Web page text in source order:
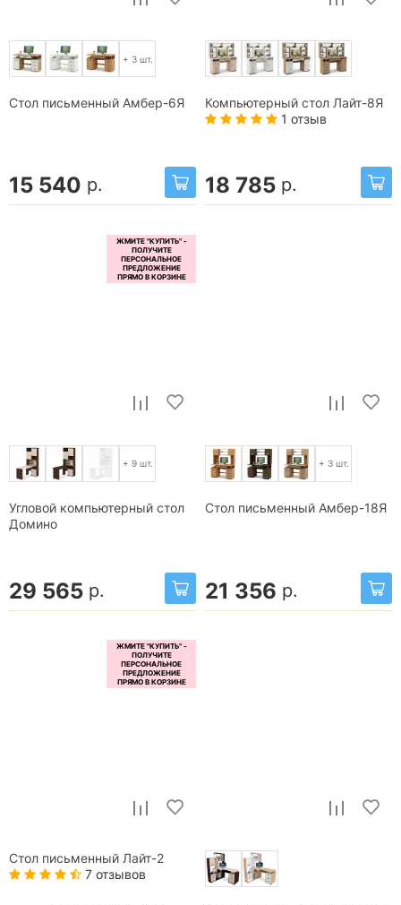
+ 3 шт.
Стол письменный Амбер-6Я
15 540 р.
Компьютерный стол Лайт-8Я
1 отзыв
18 785 р.
+ 9 шт.
Угловой компьютерный стол
Домино
29 565 р.
+ 3 шт.
Стол письменный Амбер-18Я
21 356 р.
Стол письменный Лайт-2
7 отзывов